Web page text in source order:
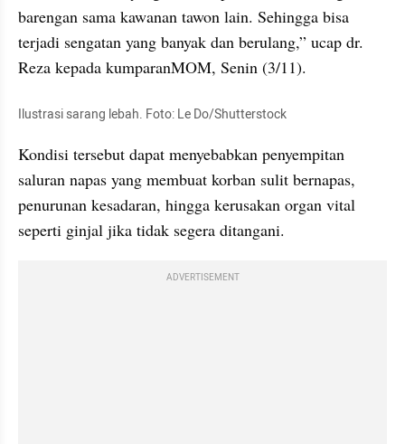
barengan sama kawanan tawon lain. Sehingga bisa
terjadi sengatan yang banyak dan berulang,” ucap dr.
Reza kepada kumparanMOM, Senin (3/11).
Ilustrasi sarang lebah. Foto: Le Do/Shutterstock
Kondisi tersebut dapat menyebabkan penyempitan
saluran napas yang membuat korban sulit bernapas,
penurunan kesadaran, hingga kerusakan organ vital
seperti ginjal jika tidak segera ditangani.
ADVERTISEMENT